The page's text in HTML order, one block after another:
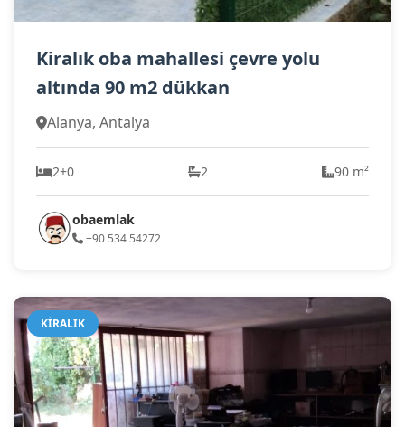
Kiralık oba mahallesi çevre yolu
altında 90 m2 dükkan
Alanya, Antalya
2+0 2 90 m²
obaemlak
+90 534 54272
KIRALIK